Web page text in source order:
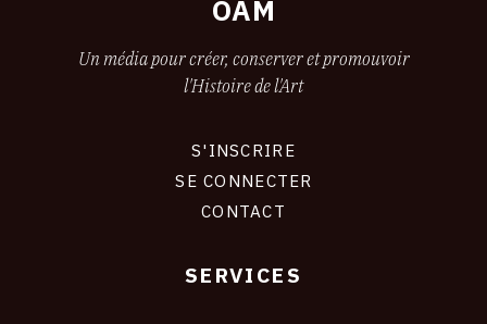
OAM
Un média pour créer, conserver et promouvoir
l'Histoire de l'Art
S'INSCRIRE
SE CONNECTER
CONTACT
SERVICES